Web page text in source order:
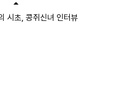
시초, 콩쥐신녀 인터뷰